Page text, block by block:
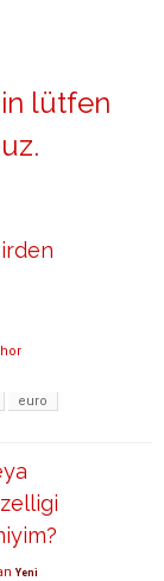
lütfen
.
euro
Yeni